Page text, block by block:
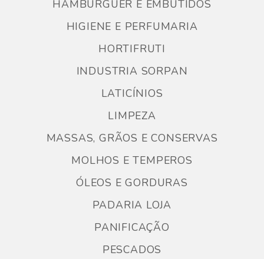
HAMBÚRGUER E EMBUTIDOS
HIGIENE E PERFUMARIA
HORTIFRUTI
INDUSTRIA SORPAN
LATICÍNIOS
LIMPEZA
MASSAS, GRÃOS E CONSERVAS
MOLHOS E TEMPEROS
ÓLEOS E GORDURAS
PADARIA LOJA
PANIFICAÇÃO
PESCADOS